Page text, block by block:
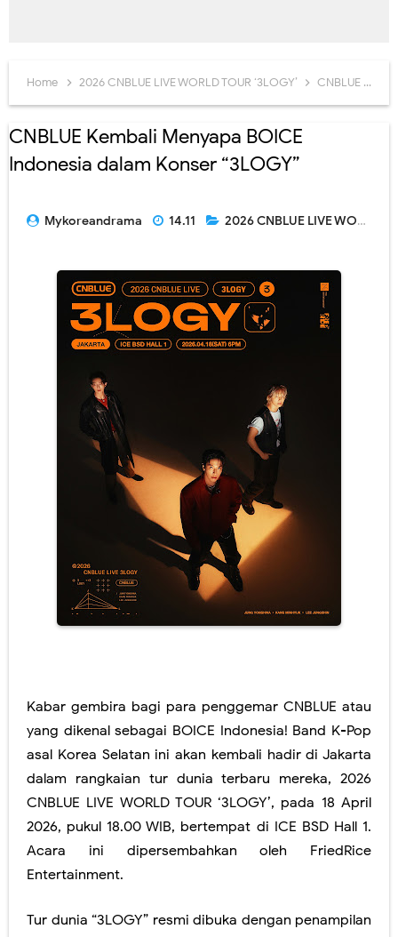
Home 2026 CNBLUE LIVE WORLD TOUR ‘3LOGY’ CNBLUE
CNBLUE Kembali Menyapa BOICE
Indonesia dalam Konser “3LOGY”
Mykoreandrama 14.11 2026 CNBLUE LIVE WORLD TOUR ‘3LOGY’
Kabar gembira bagi para penggemar CNBLUE atau
yang dikenal sebagai BOICE Indonesia! Band K-Pop
asal Korea Selatan ini akan kembali hadir di Jakarta
dalam rangkaian tur dunia terbaru mereka, 2026
CNBLUE LIVE WORLD TOUR ‘3LOGY’, pada 18 April
2026, pukul 18.00 WIB, bertempat di ICE BSD Hall 1.
Acara ini dipersembahkan oleh FriedRice
Entertainment.
Tur dunia “3LOGY” resmi dibuka dengan penampilan